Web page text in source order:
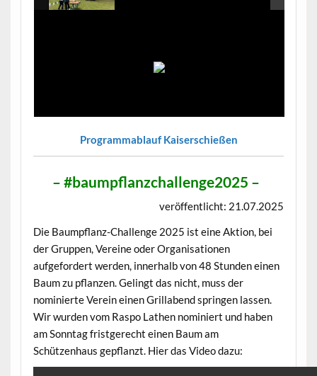
Programmablauf Kaiserschießen
– #baumpflanzchallenge2025 –
veröffentlicht: 21.07.2025
Die Baumpflanz-Challenge 2025 ist eine Aktion, bei
der Gruppen, Vereine oder Organisationen
aufgefordert werden, innerhalb von 48 Stunden einen
Baum zu pflanzen. Gelingt das nicht, muss der
nominierte Verein einen Grillabend springen lassen.
Wir wurden vom Raspo Lathen nominiert und haben
am Sonntag fristgerecht einen Baum am
Schützenhaus gepflanzt. Hier das Video dazu: